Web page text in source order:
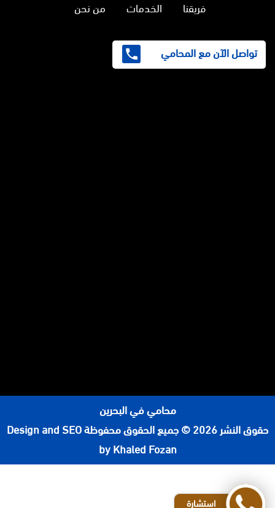
فريقنا
الخدمات من نحن
تواصل الآن مع المحامي
محامي في البحرين
حقوق النشر 2026 © جميع الحقوق محفوظة
Design and SEO
by Khaled Fozan
استشارة
افضل مكاتب المحاماة في الرياض